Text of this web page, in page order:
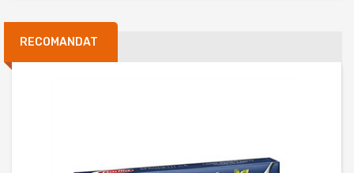
RECOMANDAT